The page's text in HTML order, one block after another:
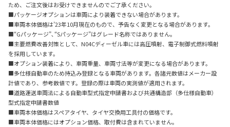
ため、ご注文後はお受けできませんのでご了承ください。
■パッケージオプションは車両により装着できない場合があります。
■車両本体価格は’23年10月現在のもので、予告なく変更となる場合があります。
■“Gパッケージ”､“Sパッケージ”はグレード名称ではありません。
■主要燃費改善対策として、N04Cディーゼル車には高圧噴射、電子制御式燃料噴射
を採用しています。
■オプション装着により、車両重量、車両寸法等が変更になる場合があります。
■多仕様自動車のため持込み登録となる車両があります。各諸元数値はメーカー設
計値であり、参考数値です。登録の際は車両の実測値が適用されます。
■道路運送車両法による自動車型式指定申請書および共通構造部（多仕様自動車）
型式指定申請書数値
■車両本体価格はスペアタイヤ、タイヤ交換用工具付の価格です。
■車両本体価格にはオプション価格、取付費は含まれていません。